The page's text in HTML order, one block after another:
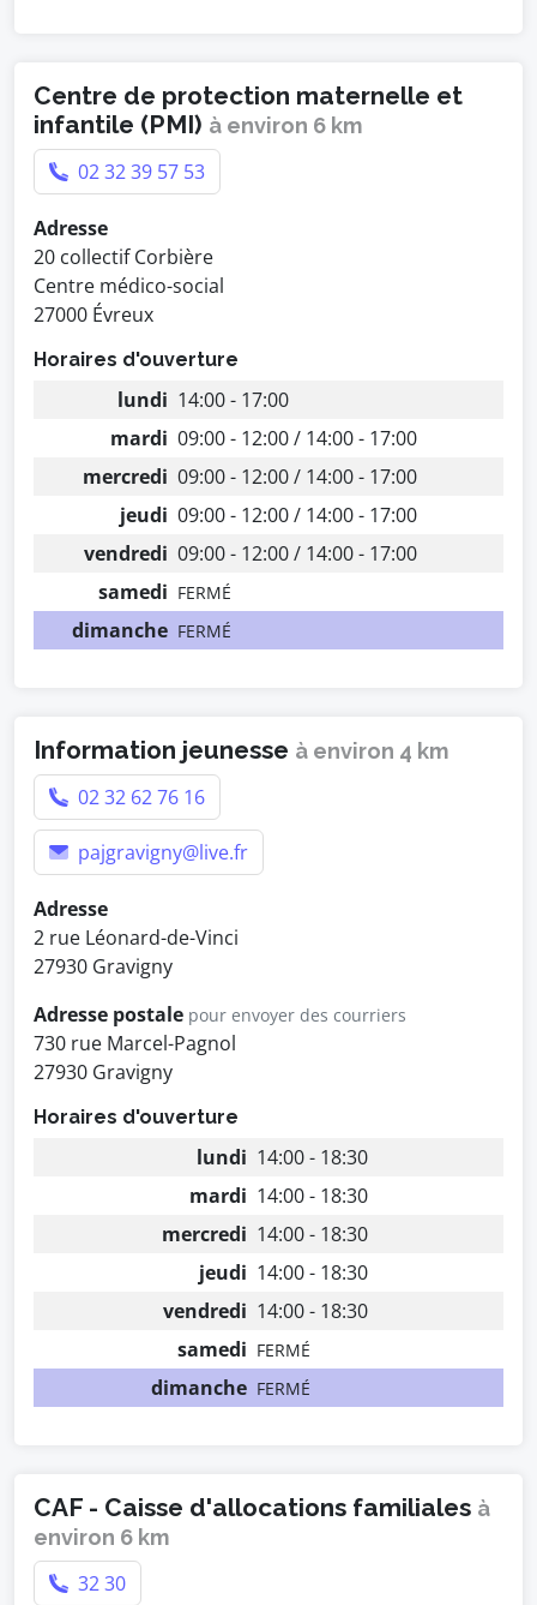
Centre de protection maternelle et
infantile (PMI) à environ 6 km
02 32 39 57 53
Adresse
20 collectif Corbière
Centre médico-social
27000 Évreux
Horaires d'ouverture
lundi 14:00 - 17:00
mardi 09:00 - 12:00 / 14:00 - 17:00
mercredi 09:00 - 12:00 / 14:00 - 17:00
jeudi 09:00 - 12:00 / 14:00 - 17:00
vendredi 09:00 - 12:00 / 14:00 - 17:00
samedi FERMÉ
dimanche FERMÉ
Information jeunesse à environ 4 km
02 32 62 76 16
pajgravigny@live.fr
Adresse
2 rue Léonard-de-Vinci
27930 Gravigny
Adresse postale pour envoyer des courriers
730 rue Marcel-Pagnol
27930 Gravigny
Horaires d'ouverture
lundi 14:00 - 18:30
mardi 14:00 - 18:30
mercredi 14:00 - 18:30
jeudi 14:00 - 18:30
vendredi 14:00 - 18:30
samedi FERMÉ
dimanche FERMÉ
CAF - Caisse d'allocations familiales à
environ 6 km
32 30